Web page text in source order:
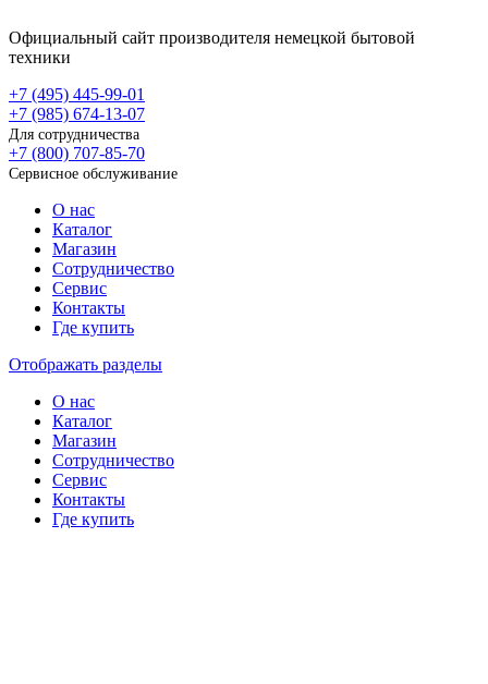
Официальный сайт производителя немецкой бытовой
техники
+7 (495) 445-99-01
+7 (985) 674-13-07
Для сотрудничества
+7 (800) 707-85-70
Сервисное обслуживание
О нас
Каталог
Магазин
Сотрудничество
Сервис
Контакты
Где купить
Отображать разделы
О нас
Каталог
Магазин
Сотрудничество
Сервис
Контакты
Где купить